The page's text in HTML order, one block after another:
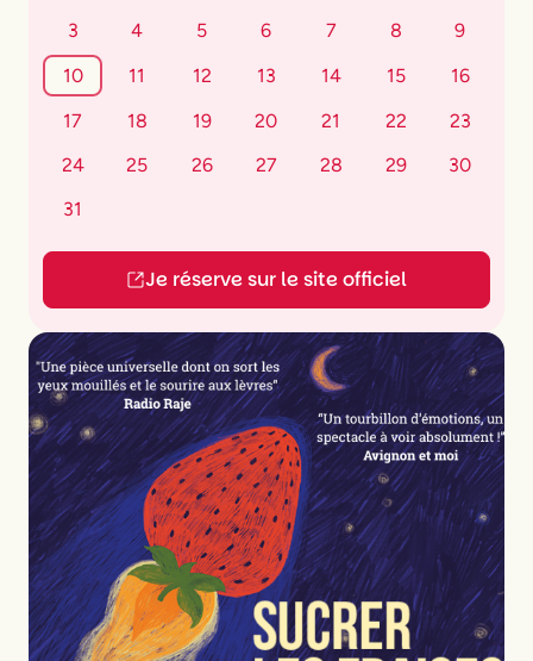
3
4 5 6 7 8
9
10
11 12 13 14 15
16
17
18 19 20 21 22
23
24
25 26 27 28 29
30
31
Je réserve sur le site officiel